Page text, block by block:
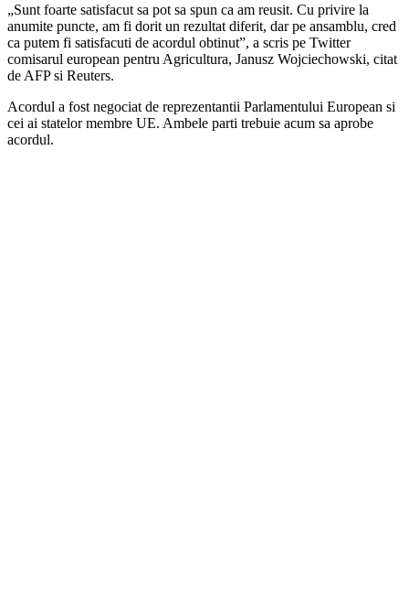
„Sunt foarte satisfacut sa pot sa spun ca am reusit. Cu privire la
anumite puncte, am fi dorit un rezultat diferit, dar pe ansamblu, cred
ca putem fi satisfacuti de acordul obtinut”, a scris pe Twitter
comisarul european pentru Agricultura, Janusz Wojciechowski, citat
de AFP si Reuters.
Acordul a fost negociat de reprezentantii Parlamentului European si
cei ai statelor membre UE. Ambele parti trebuie acum sa aprobe
acordul.